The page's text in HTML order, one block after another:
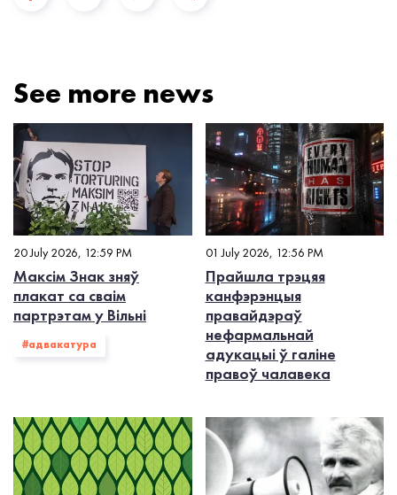
See more news
20 July 2026, 12:59 PM
Максім Знак зняў
плакат са сваім
партрэтам у Вільні
#адвакатура
01 July 2026, 12:56 PM
Прайшла трэцяя
канфэрэнцыя
правайдэраў
нефармальнай
адукацыі ў галіне
правоў чалавека